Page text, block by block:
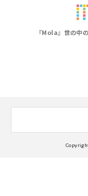
『Mola』世の中